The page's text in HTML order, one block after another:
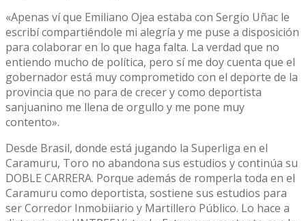
«Apenas ví que Emiliano Ojea estaba con Sergio Uñac le
escribí compartiéndole mi alegría y me puse a disposición
para colaborar en lo que haga falta. La verdad que no
entiendo mucho de política, pero sí me doy cuenta que el
gobernador está muy comprometido con el deporte de la
provincia que no para de crecer y como deportista
sanjuanino me llena de orgullo y me pone muy
contento».
Desde Brasil, donde está jugando la Superliga en el
Caramuru, Toro no abandona sus estudios y continúa su
DOBLE CARRERA. Porque además de romperla toda en el
Caramuru como deportista, sostiene sus estudios para
ser Corredor Inmobiiario y Martillero Público. Lo hace a